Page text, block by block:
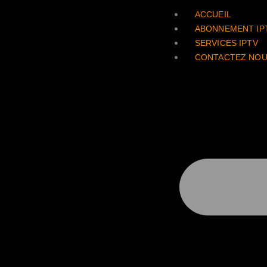
ACCUEIL
ABONNEMENT
SERVICES IPTV
CONTACTEZ